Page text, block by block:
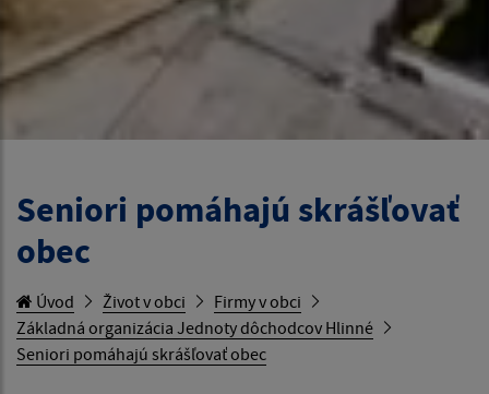
Seniori pomáhajú skrášľovať
obec
Úvod Život v obci
Firmy v obci
Základná organizácia Jednoty dôchodcov Hlinné
Seniori pomáhajú skrášľovať obec